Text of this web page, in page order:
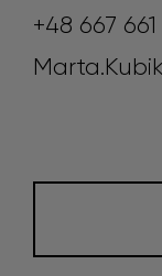
+48 667